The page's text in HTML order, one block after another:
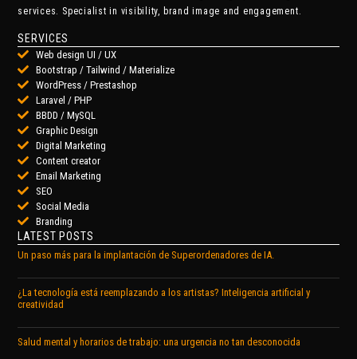
services. Specialist in visibility, brand image and engagement.
SERVICES
Web design UI / UX
Bootstrap / Tailwind / Materialize
WordPress / Prestashop
Laravel / PHP
BBDD / MySQL
Graphic Design
Digital Marketing
Content creator
Email Marketing
SEO
Social Media
Branding
LATEST POSTS
Un paso más para la implantación de Superordenadores de IA.
¿La tecnología está reemplazando a los artistas? Inteligencia artificial y
creatividad
Salud mental y horarios de trabajo: una urgencia no tan desconocida